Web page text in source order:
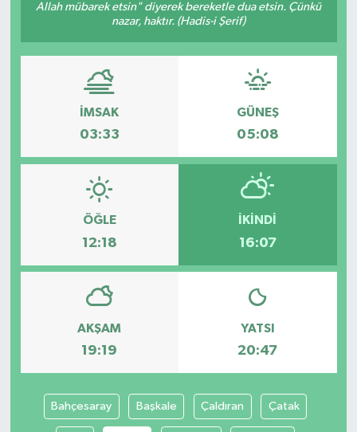
Allah mübarek etsin" diyerek bereketle dua etsin. Çünkü
nazar, haktır. (Hadis-i Şerif)
İMSAK
03:33
GÜNEŞ
05:08
ÖĞLE
12:18
İKINDI
16:07
AKŞAM
19:19
YATSI
20:47
Bahçesaray Başkale Çaldıran Çatak
KİĞI
MERKEZ
RESMİ İLANLAR
SAĞLIK
SİYASET
SOLHAN
YAYLADERE